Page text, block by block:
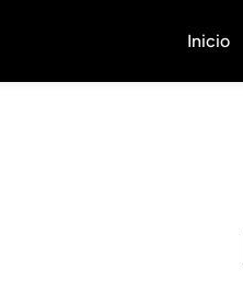
Inicio